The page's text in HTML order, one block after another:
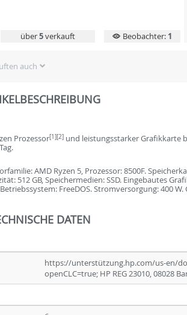
über5verkauft Beobachter: 1
auch
Prozessor[1][2] und leistungsstarker Grafikkarte
AMD Ryzen 5, Prozessor: 8500F.
512 GB, Speichermedien: SSD. Eingebautes
FreeDOS. Stromversorgung: 400
DATEN
https://unterstützung.hp.com/us-en/
openCLC=true; HP REG 23010, 08028